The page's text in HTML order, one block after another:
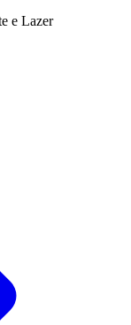
e Lazer